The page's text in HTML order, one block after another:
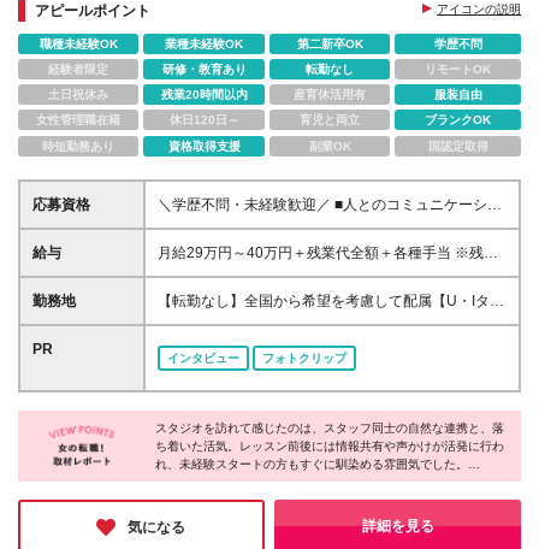
アピールポイント アイコンの説明
職種未経験OK 業種未経験OK 第二新卒OK
学歴不問
経験者限定
研修・教育あり 転勤なし
リモートOK
土日祝休み
残業20時間以内 産育休活用有
服装自由
女性管理職在籍
休日120日～ 育児と両立
ブランクOK
時短勤務あり
資格取得支援 副業OK 国認定取得
応募資格
＼学歴不問・未経験歓迎／ ■人とのコミュニケーショ
ンが好きな方 ■さまざまなスキルを身につけたい方 ■
やりたいことがまだ定まっていない方 ⇒将来のキャ
相談ください♪
給与
月給29万円～40万円＋残業代全額＋各種手当 ※残業
代は別途全額支給いたします。 ※全国出張（日帰り～
1ヶ月以内）の可能性あり。 ■エリア勤務 月給26万円
程度の場所のみ。
勤務地
【転勤なし】全国から希望を考慮して配属【U・Iター
ン歓迎】 【本社】 東京都豊島区西池袋3丁目22-9
パークアクシス池袋1F 【店舗】 ■東京都 豊島区西
池袋／新宿区下宮比町／昭島市武蔵野／稲城市若葉台
／八王子市みなみ野 ■北海道 苫小牧市柳町／札幌市
■山形県 東田川郡三川町猪子和田庫 ■神奈川県 藤
沢市辻堂新町 ■茨城県 龍ケ崎市小柴／東茨城郡茨城
町 ■埼玉県 さいたま市緑区東浦和／さいたま市岩槻
区本丸／吉川市美南 ■千葉県 銚子市三崎町／野田市
宮崎／館山市八幡／山武市成東／木更津市築地 ■山梨
県 笛吹市石和町窪中島 ■静岡県 静岡市葵区柚木
／浜松市中央区入野町／富士宮市浅間町 ■愛知県 西
PR
インタビュー フォトクリップ
スタジオを訪れて感じたのは、スタッフ同士の自然な連携と、落
ち着いた活気。レッスン前後には情報共有や声かけが活発に行わ
れ、未経験スタートの方もすぐに馴染める雰囲気でした。
また、印象的だったのは「まず自分が体感する」という文化。レ
ッスン受講や研修を通して、身体の変化を実感したうえでお客様
に向き合う姿勢が、説得力と信頼につながっていると感じまし
た。
気になる 詳細を見る